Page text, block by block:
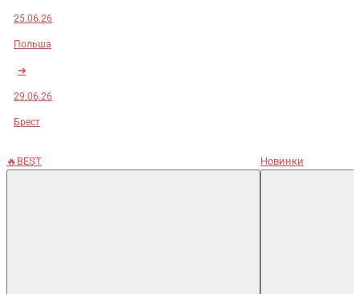
25.06.26
Польша
➜
29.06.26
Брест
🔥BEST Новинки